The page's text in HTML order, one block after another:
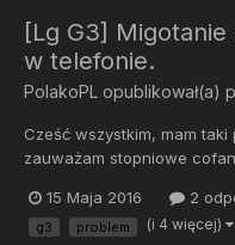
[Lg G3]
w telefonie.
PolakoPL opublikował(a)
Cześć wszystkim, mam
zauważam stopniowe
ekran po dłuższym
ekran był bierny na
15 Maja 2016 2
g3 problem (i 4 więcej)